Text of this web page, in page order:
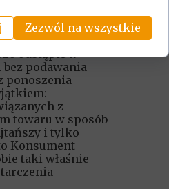
na odległość i
przedsiębiorstwa
odstąpić w
podawania
ponoszenia
z
towaru w sposób
i tylko
Konsument
taki właśnie
Zezwól na wszystkie